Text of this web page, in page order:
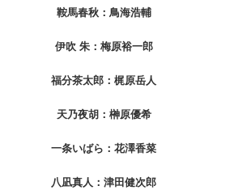
鞍馬春秋：鳥海浩輔
伊吹 朱：梅原裕一郎
福分茶太郎：梶原岳人
天乃夜胡：榊原優希
一条いばら：花澤香菜
八凪真人：津田健次郎